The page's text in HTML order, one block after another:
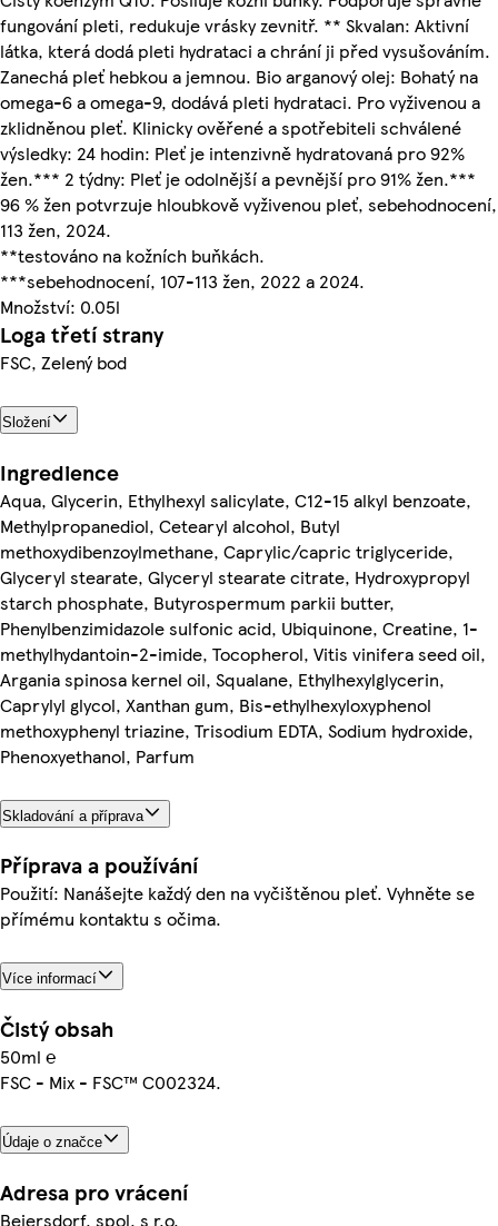
fungování pleti, redukuje vrásky zevnitř. ** Skvalan: Aktivní
látka, která dodá pleti hydrataci a chrání ji před vysušováním.
Zanechá pleť hebkou a jemnou. Bio arganový olej: Bohatý na
omega-6 a omega-9, dodává pleti hydrataci. Pro vyživenou a
zklidněnou pleť. Klinicky ověřené a spotřebiteli schválené
výsledky: 24 hodin: Pleť je intenzivně hydratovaná pro 92%
žen.*** 2 týdny: Pleť je odolnější a pevnější pro 91% žen.***
96 % žen potvrzuje hloubkově vyživenou pleť, sebehodnocení,
113 žen, 2024.
**testováno na kožních buňkách.
***sebehodnocení, 107-113 žen, 2022 a 2024.
Množství: 0.05l
Loga třetí strany
FSC, Zelený bod
Složení
Ingredience
Aqua, Glycerin, Ethylhexyl salicylate, C12-15 alkyl benzoate,
Methylpropanediol, Cetearyl alcohol, Butyl
methoxydibenzoylmethane, Caprylic/capric triglyceride,
Glyceryl stearate, Glyceryl stearate citrate, Hydroxypropyl
starch phosphate, Butyrospermum parkii butter,
Phenylbenzimidazole sulfonic acid, Ubiquinone, Creatine, 1-
methylhydantoin-2-imide, Tocopherol, Vitis vinifera seed oil,
Argania spinosa kernel oil, Squalane, Ethylhexylglycerin,
Caprylyl glycol, Xanthan gum, Bis-ethylhexyloxyphenol
methoxyphenyl triazine, Trisodium EDTA, Sodium hydroxide,
Phenoxyethanol, Parfum
Skladování a příprava
Příprava a používání
Použití: Nanášejte každý den na vyčištěnou pleť. Vyhněte se
přímému kontaktu s očima.
Více informací
Čistý obsah
50ml ℮
FSC - Mix - FSC™ C002324.
Údaje o značce
Adresa pro vrácení
Beiersdorf, spol. s r.o.